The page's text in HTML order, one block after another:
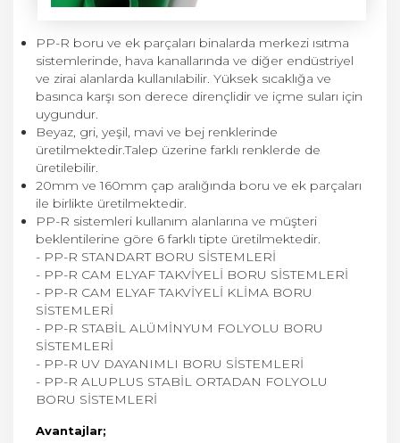
PP-R boru ve ek parçaları binalarda merkezi ısıtma
sistemlerinde, hava kanallarında ve diğer endüstriyel
ve zirai alanlarda kullanılabilir. Yüksek sıcaklığa ve
basınca karşı son derece dirençlidir ve içme suları için
uygundur.
Beyaz, gri, yeşil, mavi ve bej renklerinde
üretilmektedir.Talep üzerine farklı renklerde de
üretilebilir.
20mm ve 160mm çap aralığında boru ve ek parçaları
ile birlikte üretilmektedir.
PP-R sistemleri kullanım alanlarına ve müşteri
beklentilerine göre 6 farklı tipte üretilmektedir.
- PP-R STANDART BORU SİSTEMLERİ
- PP-R CAM ELYAF TAKVİYELİ BORU SİSTEMLERİ
- PP-R CAM ELYAF TAKVİYELİ KLİMA BORU
SİSTEMLERİ
- PP-R STABİL ALÜMİNYUM FOLYOLU BORU
SİSTEMLERİ
- PP-R UV DAYANIMLI BORU SİSTEMLERİ
- PP-R ALUPLUS STABİL ORTADAN FOLYOLU
BORU SİSTEMLERİ
Avantajlar;